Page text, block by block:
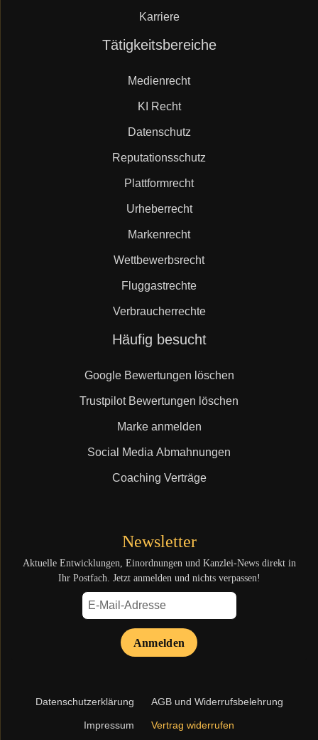
Karriere
Tätigkeitsbereiche
Medienrecht
KI Recht
Datenschutz
Reputationsschutz
Plattformrecht
Urheberrecht
Markenrecht
Wettbewerbsrecht
Fluggastrechte
Verbraucherrechte
Häufig besucht
Google Bewertungen löschen
Trustpilot Bewertungen löschen
Marke anmelden
Social Media Abmahnungen
Coaching Verträge
Newsletter
Aktuelle Entwicklungen, Einordnungen und Kanzlei-News direkt in
Ihr Postfach. Jetzt anmelden und nichts verpassen!
Anmelden
Navigation
Datenschutzerklärung AGB und Widerrufsbelehrung
Impressum Vertrag widerrufen